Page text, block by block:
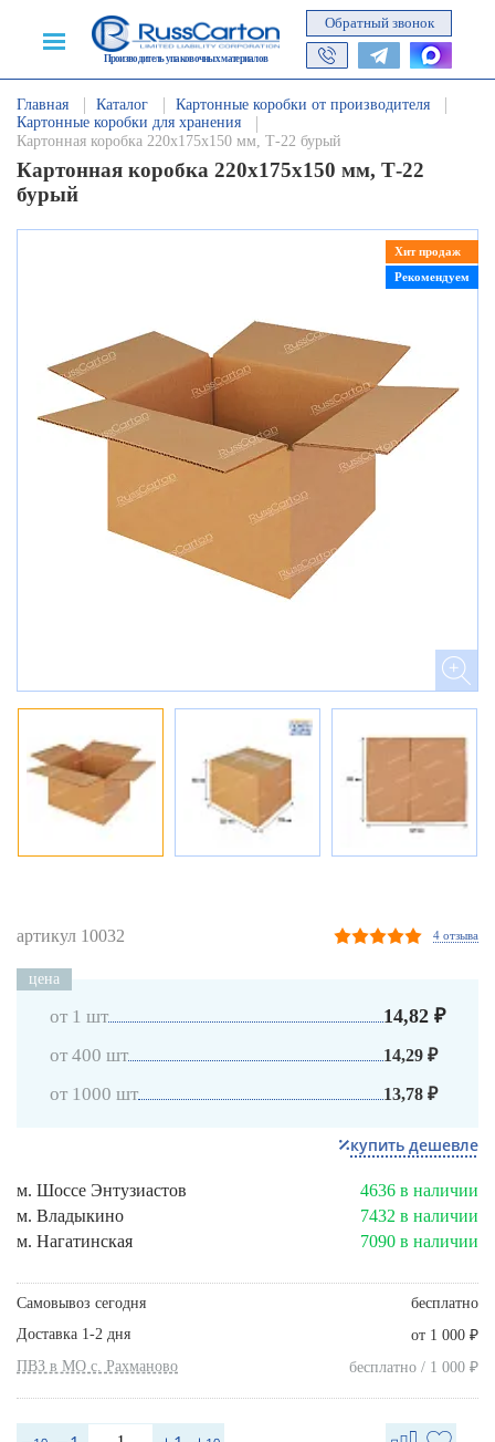
Производитель упаковочных материалов
Обратный звонок
Главная Каталог
Картонные коробки от производителя
Картонные коробки для хранения
Картонная коробка 220х175х150 мм, Т-22 бурый
Картонная коробка 220х175х150 мм, Т-22
бурый
Хит продаж
Рекомендуем
артикул 10032 4 отзыва
цена
от 1 шт 14,82 ₽
от 400 шт 14,29 ₽
от 1000 шт 13,78 ₽
купить дешевле
м. Шоссе Энтузиастов
4636 в наличии
м. Владыкино
7432 в наличии
м. Нагатинская
7090 в наличии
Самовывоз сегодня
бесплатно
Доставка 1-2 дня
от 1 000 ₽
ПВЗ в МО с. Рахманово бесплатно / 1 000 ₽